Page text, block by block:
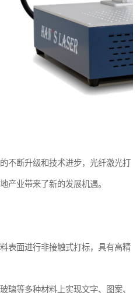
不断升级和技术进步，光纤激光打
产业带来了新的发展机遇。
表面进行非接触式打标，具有高精
璃等多种材料上实现文字、图案、